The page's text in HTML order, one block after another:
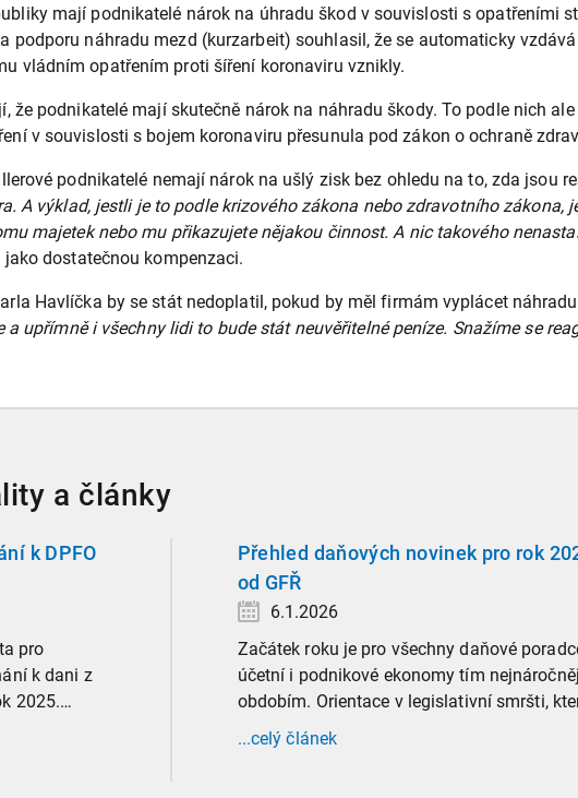
mají podnikatelé nárok na úhradu škod v souvislosti s opatřeními
podporu náhradu mezd (kurzarbeit) souhlasil, že se automaticky
vládním opatřením proti šíření koronaviru vznikly.
že podnikatelé mají skutečně nárok na náhradu škody. To podle nich
v souvislosti s bojem koronaviru přesunula pod zákon o ochraně
podnikatelé nemají nárok na ušlý zisk bez ohledu na to, zda jsou
A výklad, jestli je to podle krizového zákona nebo zdravotního zákona,
majetek nebo mu přikazujete nějakou činnost. A nic takového
dostatečnou kompenzaci.
Havlíčka by se stát nedoplatil, pokud by měl firmám vyplácet
upřímně i všechny lidi to bude stát neuvěřitelné peníze. Snažíme se
a články
k DPFO
pro
k dani z
2025.
Přehled daňových novinek pro rok
od GFŘ
6.1.2026
Začátek roku je pro všechny daňové
účetní i podnikové ekonomy tím
obdobím. Orientace v legislativní smršti,
tradičně doprovází přelom roku, vyžaduje
nastudovat všechny novely a doprovodné
...celý článek